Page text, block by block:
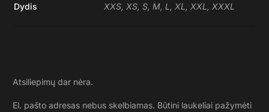
Dydis XXS, XS, S, M, L, XL, XXL, XXXL
Atsiliepimų dar nėra.
El. pašto adresas nebus skelbiamas. Būtini laukeliai pažymėti